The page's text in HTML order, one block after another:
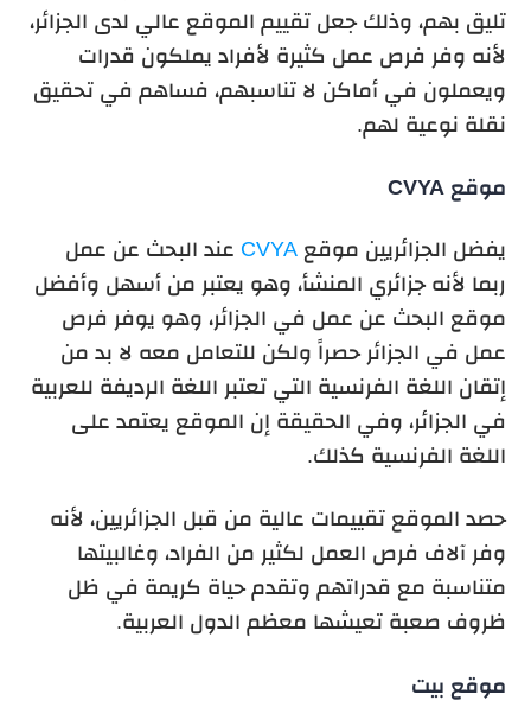
تليق بهم، وذلك جعل تقييم الموقع عالي لدى الجزائر،
لأنه وفر فرص عمل كثيرة لأفراد يملكون قدرات
ويعملون في أماكن لا تناسبهم، فساهم في تحقيق
نقلة نوعية لهم.
موقع CVYA
يفضل الجزائريين موقعCVYA عند البحث عن عمل
ربما لأنه جزائري المنشأ، وهو يعتبر من أسهل وأفضل
موقع البحث عن عمل في الجزائر، وهو يوفر فرص
عمل في الجزائر حصراً ولكن للتعامل معه لا بد من
إتقان اللغة الفرنسية التي تعتبر اللغة الرديفة للعربية
في الجزائر، وفي الحقيقة إن الموقع يعتمد على
اللغة الفرنسية كذلك.
حصد الموقع تقييمات عالية من قبل الجزائريين، لأنه
وفر آلاف فرص العمل لكثير من الفراد، وغالبيتها
متناسبة مع قدراتهم وتقدم حياة كريمة في ظل
ظروف صعبة تعيشها معظم الدول العربية.
موقع بيت